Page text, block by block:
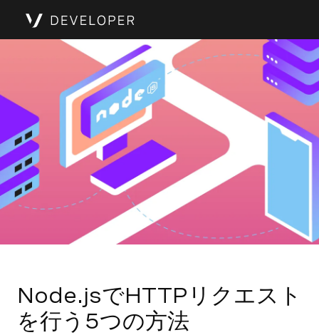
Node.jsでHTTPリクエスト
を行う5つの方法